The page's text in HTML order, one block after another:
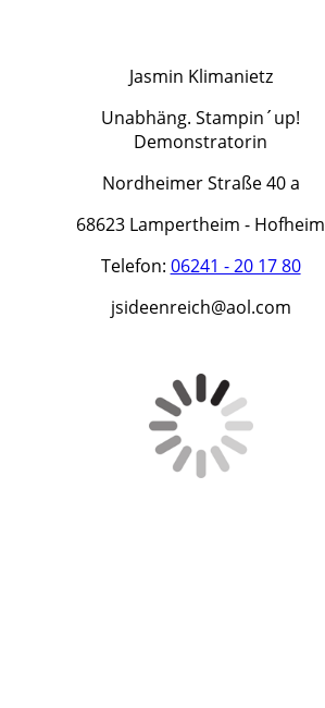
Jasmin Klimanietz
Unabhäng. Stampin´up!
Demonstratorin
Nordheimer Straße 40 a
68623 Lampertheim - Hofheim
Telefon: 06241 - 20 17 80
jsideenreich@aol.com